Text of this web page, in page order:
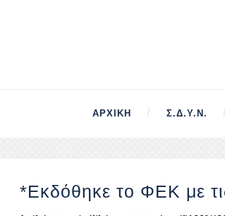
ΑΡΧΙΚΉ Σ.Δ.Υ.Ν.
*Εκδόθηκε το ΦΕΚ με